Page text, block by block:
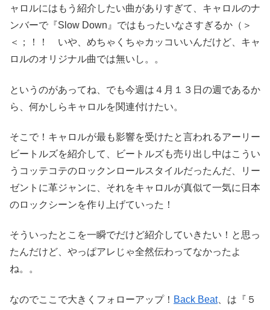
ャロルにはもう紹介したい曲がありすぎて、キャロルのナ
ンバーで『Slow Down』ではもったいなさすぎるか（＞
＜；！！ いや、めちゃくちゃカッコいいんだけど、キャ
ロルのオリジナル曲では無いし。。
というのがあってね、でも今週は４月１３日の週であるか
ら、何かしらキャロルを関連付けたい。
そこで！キャロルが最も影響を受けたと言われるアーリー
ビートルズを紹介して、ビートルズも売り出し中はこうい
うコッテコテのロックンロールスタイルだったんだ、リー
ゼントに革ジャンに、それをキャロルが真似て一気に日本
のロックシーンを作り上げていった！
そういったとこを一瞬でだけど紹介していきたい！と思っ
たんだけど、やっぱアレじゃ全然伝わってなかったよ
ね。。
なのでここで大きくフォローアップ！ Back Beat、は『５